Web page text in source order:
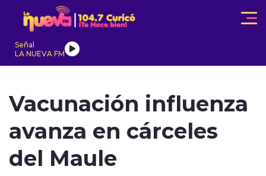
Click acá para ir directamente al contenido
Señal
LA NUEVA FM
ACTUALIDAD TENDENCIAS
Vacunación influenza
avanza en cárceles
del Maule